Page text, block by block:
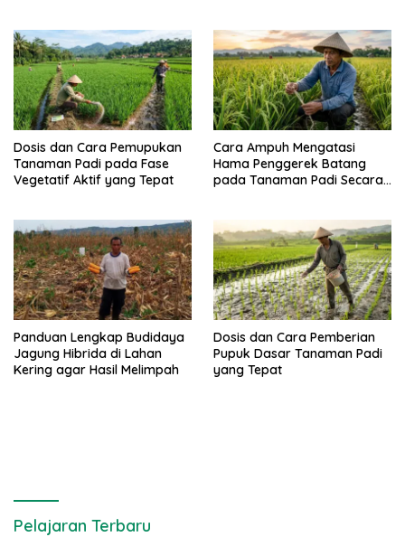
Dosis dan Cara Pemupukan
Tanaman Padi pada Fase
Vegetatif Aktif yang Tepat
Cara Ampuh Mengatasi
Hama Penggerek Batang
pada Tanaman Padi Secara
Panduan Lengkap Budidaya
Jagung Hibrida di Lahan
Kering agar Hasil Melimpah
Dosis dan Cara Pemberian
Pupuk Dasar Tanaman Padi
yang Tepat
Pelajaran Terbaru